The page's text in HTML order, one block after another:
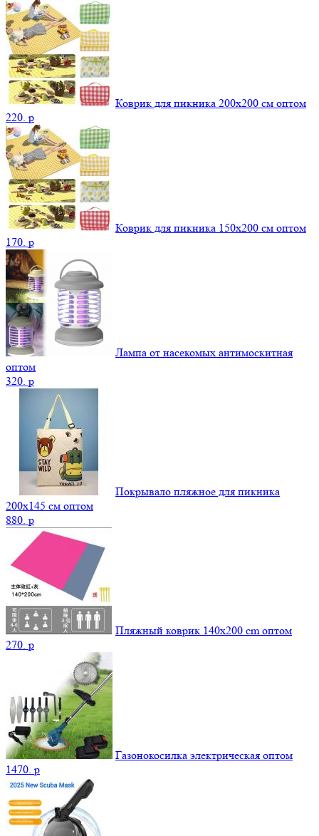
Коврик для пикника 200х200 см оптом
220. p
Коврик для пикника 150х200 см оптом
170. p
Лампа от насекомых антимоскитная
оптом
320. p
Покрывало пляжное для пикника
200х145 см оптом
880. p
Пляжный коврик 140х200 cm оптом
270. p
Газонокосилка электрическая оптом
1470. p